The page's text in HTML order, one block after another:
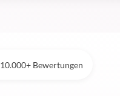
10.000+ Bewertungen